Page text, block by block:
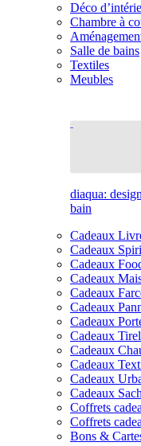
Déco
Chambre à
Salle de bains
Textiles
Meubles
diaqua:
bain
Cadeaux
Cadeaux
Cadeaux
Cadeaux
Cadeaux
Cadeaux
Cadeaux
Cadeaux
Cadeaux
Cadeaux
Cadeaux
Cadeaux
Coffrets
Coffrets
Bons &